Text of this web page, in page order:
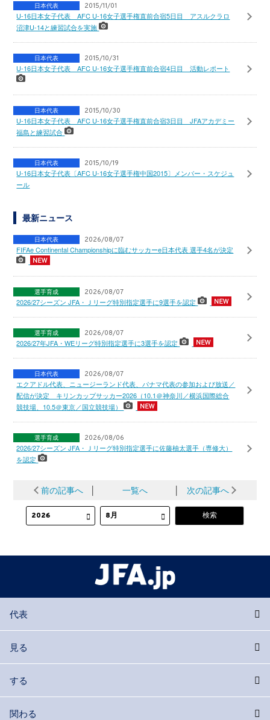
日本代表 2015/11/01
U-16日本女子代表 AFC U-16女子選手権直前合宿5日目 アスルクラロ
沼津U-14と練習試合を実施
日本代表 2015/10/31
U-16日本女子代表 AFC U-16女子選手権直前合宿4日目 活動レポート
日本代表 2015/10/30
U-16日本女子代表 AFC U-16女子選手権直前合宿3日目 JFAアカデミー
福島と練習試合
日本代表 2015/10/19
U-16日本女子代表〔AFC U-16女子選手権中国2015〕メンバー・スケジュ
ール
最新ニュース
日本代表 2026/08/07
FIFAe Continental Championshipに臨むサッカーe日本代表 選手4名が決定
選手育成 2026/08/07
2026/27シーズン JFA・Ｊリーグ特別指定選手に9選手を認定
選手育成 2026/08/07
2026/27年JFA・WEリーグ特別指定選手に3選手を認定
日本代表 2026/08/07
エクアドル代表、ニュージーランド代表、パナマ代表の参加および放送／
配信が決定 キリンカップサッカー2026（10.1＠神奈川／横浜国際総合
競技場、10.5＠東京／国立競技場）
選手育成 2026/08/06
2026/27シーズン JFA・Ｊリーグ特別指定選手に佐藤柚太選手（専修大）
を認定
前の記事へ │ 一覧へ │ 次の記事へ
代表
見る
する
関わる